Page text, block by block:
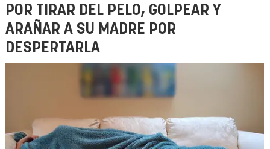
POR TIRAR DEL PELO, GOLPEAR Y
ARAÑAR A SU MADRE POR
DESPERTARLA